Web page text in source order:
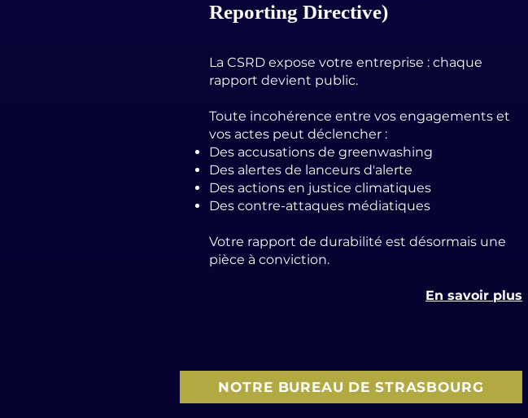
Reporting Directive)
La CSRD expose votre entreprise : chaque
rapport devient public.
Toute incohérence entre vos engagements et
vos actes peut déclencher :
Des accusations de greenwashing
Des alertes de lanceurs d'alerte
Des actions en justice climatiques
Des contre-attaques médiatiques
Votre rapport de durabilité est désormais une
pièce à conviction.
En savoir plus
NOTRE BUREAU DE STRASBOURG